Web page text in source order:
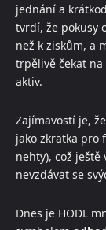
jednání a
tvrdí, že pokusy
než k ziskům, a
trpělivě čekat
aktiv.
Zajímavostí je,
jako zkratka pro
nehty), což
nevzdávat se
Dnes je HODL